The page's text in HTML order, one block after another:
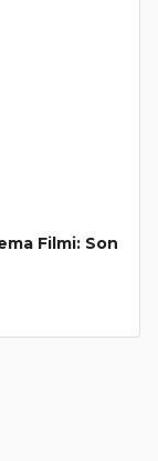
Filmi: Son